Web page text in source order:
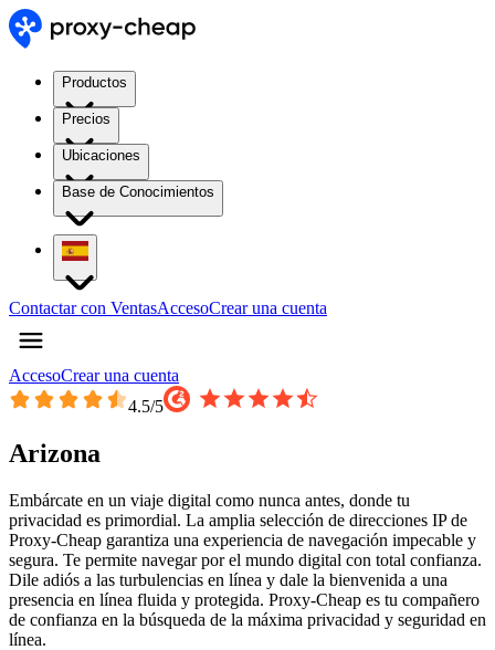
Productos
Precios
Ubicaciones
Base de Conocimientos
Contactar con VentasAccesoCrear una cuenta
AccesoCrear una cuenta
4.5/5
Arizona
Embárcate en un viaje digital como nunca antes, donde tu
privacidad es primordial. La amplia selección de direcciones IP de
Proxy-Cheap garantiza una experiencia de navegación impecable y
segura. Te permite navegar por el mundo digital con total confianza.
Dile adiós a las turbulencias en línea y dale la bienvenida a una
presencia en línea fluida y protegida. Proxy-Cheap es tu compañero
de confianza en la búsqueda de la máxima privacidad y seguridad en
línea.